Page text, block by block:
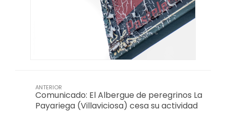
ANTERIOR
Comunicado: El Albergue de peregrinos La
Payariega (Villaviciosa) cesa su actividad